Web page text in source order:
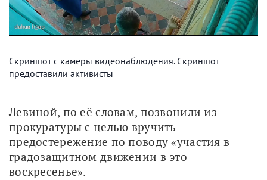
Скриншот с камеры видеонаблюдения. Скриншот
предоставили активисты
Левиной, по её словам, позвонили из
прокуратуры с целью вручить
предостережение по поводу «участия в
градозащитном движении в это
воскресенье».